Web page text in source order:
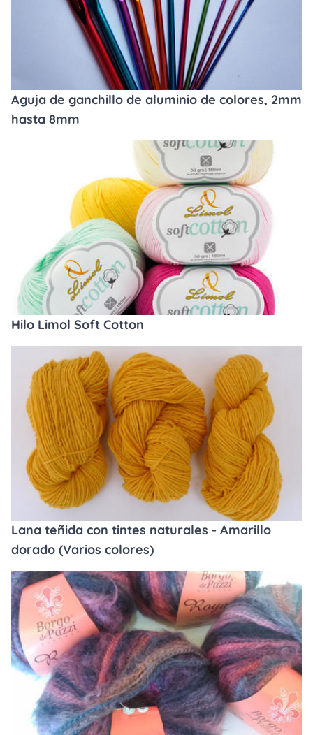
Aguja de ganchillo de aluminio de colores, 2mm
hasta 8mm
Hilo Limol Soft Cotton
Lana teñida con tintes naturales - Amarillo
dorado (Varios colores)